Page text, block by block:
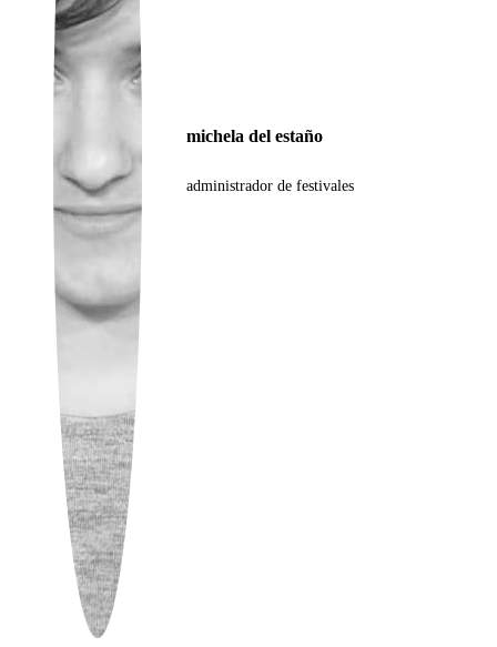
Ukrainian
michela del estaño
administrador de festivales